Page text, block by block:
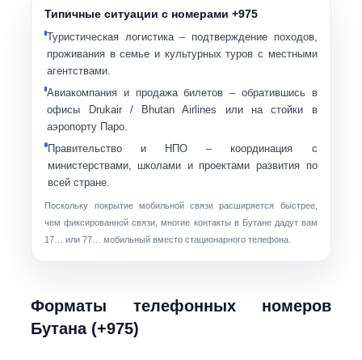
Типичные ситуации с номерами +975
Туристическая логистика– подтверждение походов,
проживания в семье и культурных туров с местными
агентствами.
Авиакомпания и продажа билетов – обратившись в
офисы Drukair / Bhutan Airlines или на стойки в
аэропорту Паро.
Правительство и НПО– координация с
министерствами, школами и проектами развития по
всей стране.
Поскольку покрытие мобильной связи расширяется быстрее,
чем фиксированной связи, многие контакты в Бутане дадут вам
17… или 77… мобильный вместо стационарного телефона.
Форматы телефонных номеров
Бутана (+975)